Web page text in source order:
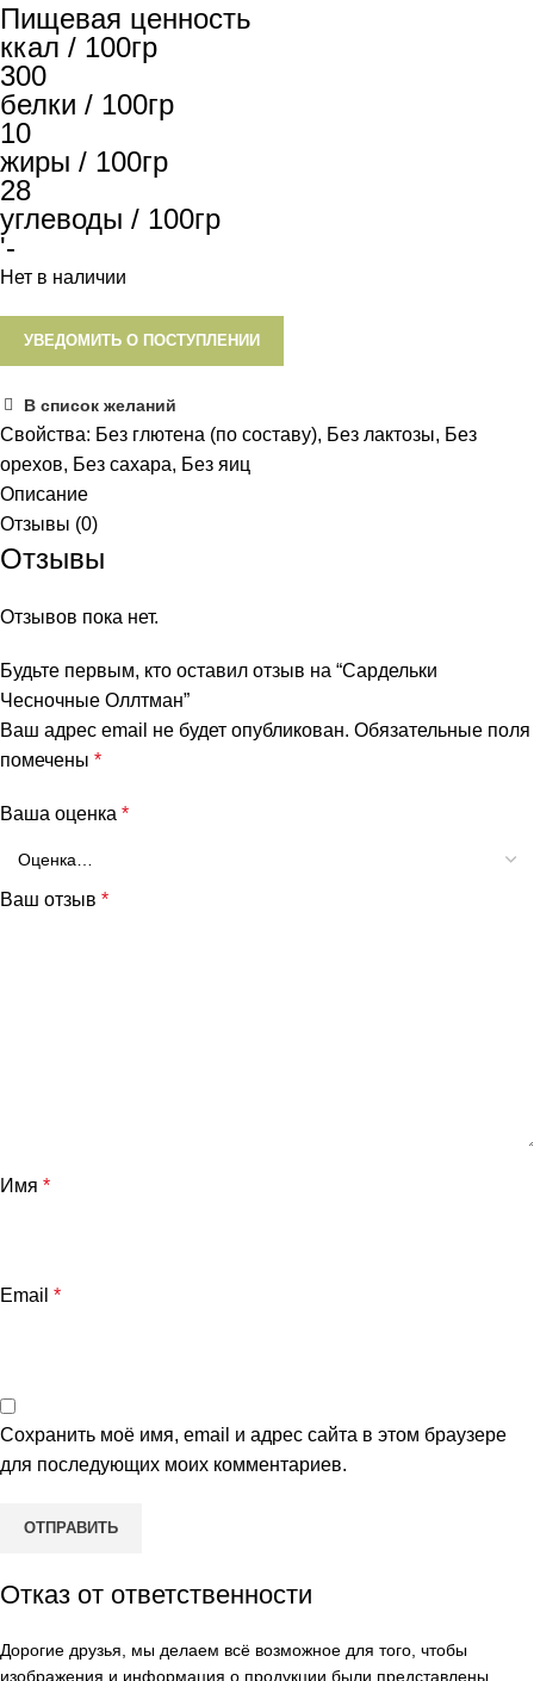
Пищевая ценность
ккал / 100гр
300
белки / 100гр
10
жиры / 100гр
28
углеводы / 100гр
'-
Нет в наличии
УВЕДОМИТЬ О ПОСТУПЛЕНИИ
В список желаний
Свойства: Без глютена (по составу), Без лактозы, Без
орехов, Без сахара, Без яиц
Описание
Отзывы (0)
Отзывы
Отзывов пока нет.
Будьте первым, кто оставил отзыв на “Сардельки
Чесночные Оллтман”
Ваш адрес email не будет опубликован. Обязательные поля
помечены *
Ваша оценка *
Ваш отзыв *
Имя *
Email *
Сохранить моё имя, email и адрес сайта в этом браузере
для последующих моих комментариев.
Отказ от ответственности
Дорогие друзья, мы делаем всё возможное для того, чтобы
изображения и информация о продукции были представлены